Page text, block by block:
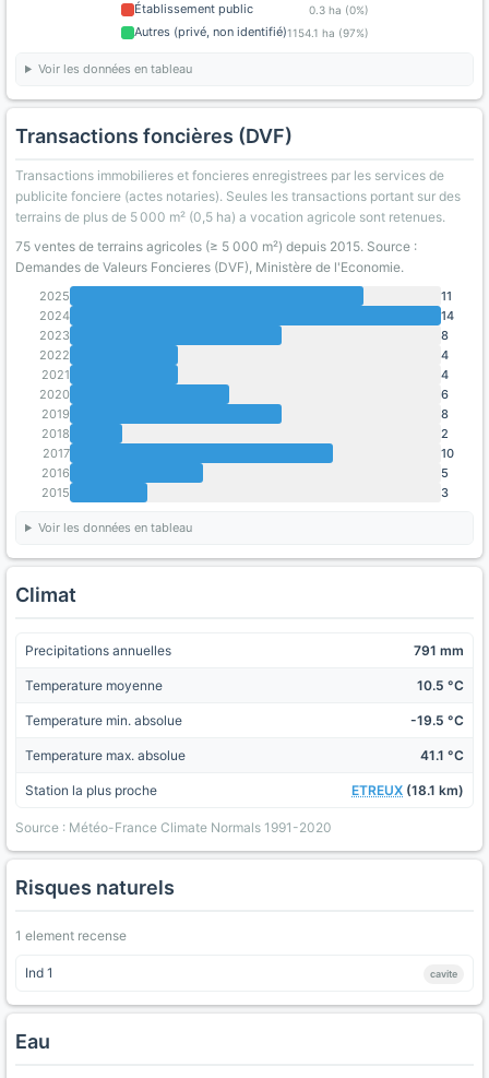
Établissement public 0.3 ha (0%)
Autres (privé, non identifié)1154.1 ha (97%)
Voir les données en tableau
Transactions foncières (DVF)
Transactions immobilieres et foncieres enregistrees par les services de
publicite fonciere (actes notaries). Seules les transactions portant sur des
terrains de plus de 5 000 m² (0,5 ha) a vocation agricole sont retenues.
75 ventes de terrains agricoles (≥ 5 000 m²) depuis 2015. Source :
Demandes de Valeurs Foncieres (DVF), Ministère de l'Economie.
2025
11
2024
14
2023
8
2022
4
2021
4
2020
6
2019
8
2018
2
2017
10
2016
5
2015
3
Voir les données en tableau
Climat
Precipitations annuelles 791 mm
Temperature moyenne 10.5 °C
Temperature min. absolue -19.5 °C
Temperature max. absolue 41.1 °C
Station la plus proche ETREUX (18.1 km)
Source : Météo-France Climate Normals 1991-2020
Risques naturels
1 element recense
Ind 1 cavite
Eau